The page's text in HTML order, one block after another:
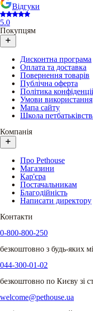
Відгуки
5.0
Покупцям
Дисконтна програма
Оплата та доставка
Повернення товарів
Публічна оферта
Політика
Умови використання
Мапа сайту
Школа
Компанія
Про Pethouse
Магазини
Кар'єра
Постачальникам
Благодійність
Написати директору
Контакти
0-800-800-250
безкоштовно з будь-яких
044-300-01-02
безкоштовно по Києву зі
welcome@pethouse.ua